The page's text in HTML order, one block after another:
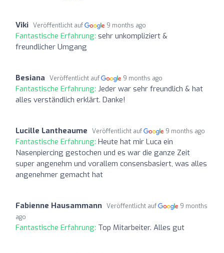
Viki Veröffentlicht auf 9 months ago
Fantastische Erfahrung: sehr unkompliziert &
freundlicher Umgang
Besiana Veröffentlicht auf 9 months ago
Fantastische Erfahrung: Jeder war sehr freundlich & hat
alles verständlich erklärt. Danke!
Lucille Lantheaume Veröffentlicht auf 9 months ago
Fantastische Erfahrung: Heute hat mir Luca ein
Nasenpiercing gestochen und es war die ganze Zeit
super angenehm und vorallem consensbasiert, was alles
angenehmer gemacht hat
Fabienne Hausammann Veröffentlicht auf
9 months
ago
Fantastische Erfahrung: Top Mitarbeiter. Alles gut